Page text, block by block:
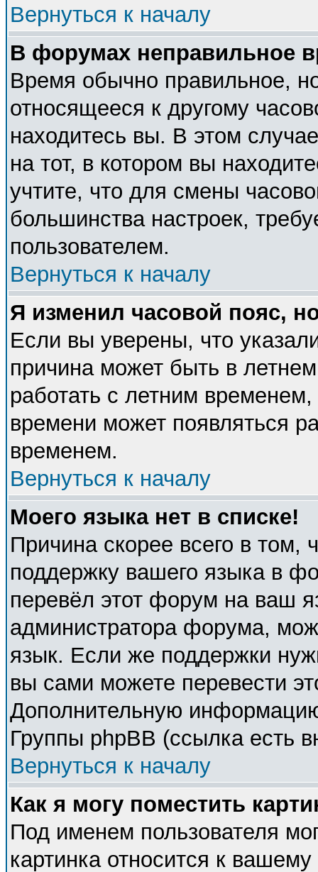
Вернуться к началу
В форумах неправильное
Время обычно правильное,
относящееся к другому
находитесь вы. В этом
на тот, в котором вы
учтите, что для смены
большинства настроек,
пользователем.
Вернуться к началу
Я изменил часовой пояс,
Если вы уверены, что
причина может быть в
работать с летним временем,
времени может появляться
временем.
Вернуться к началу
Моего языка нет в списке!
Причина скорее всего в том,
поддержку вашего языка в
перевёл этот форум на ваш
администратора форума,
язык. Если же поддержки
вы сами можете перевести
Дополнительную
Группы phpBB (ссылка есть
Вернуться к началу
Как я могу поместить
Под именем пользователя
картинка относится к